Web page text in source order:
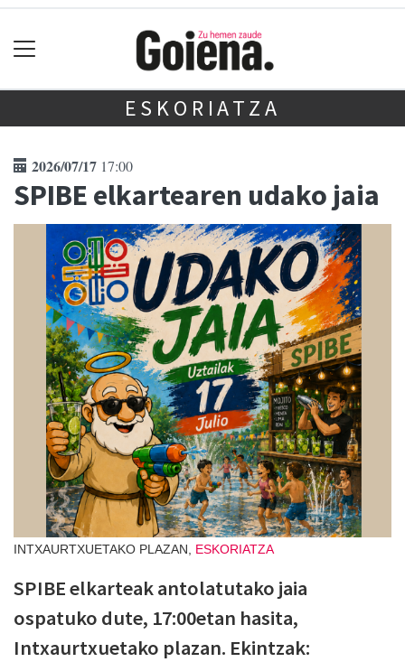
ESKORIATZA
2026/07/17 17:00
SPIBE elkartearen udako jaia
INTXAURTXUETAKO PLAZAN, ESKORIATZA
SPIBE elkarteak antolatutako jaia
ospatuko dute, 17:00etan hasita,
Intxaurtxuetako plazan. Ekintzak: